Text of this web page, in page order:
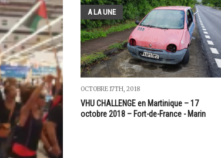
A LA UNE
OCTOBRE 17TH, 2018
VHU CHALLENGE en Martinique – 17
octobre 2018 – Fort-de-France - Marin